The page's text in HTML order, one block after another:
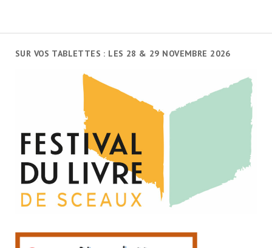
SUR VOS TABLETTES : LES 28 & 29 NOVEMBRE 2026